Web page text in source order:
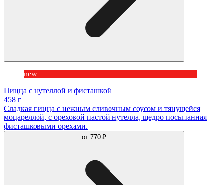
new
Пицца с нутеллой и фисташкой
458 г
Сладкая пицца с нежным сливочным соусом и тянущейся
моцареллой, с ореховой пастой нутелла, щедро посыпанная
фисташковыми орехами.
от 770 ₽